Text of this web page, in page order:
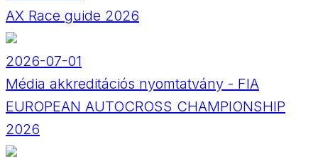
AX Race guide 2026
2026-07-01
Média akkreditációs nyomtatvány - FIA
EUROPEAN AUTOCROSS CHAMPIONSHIP
2026